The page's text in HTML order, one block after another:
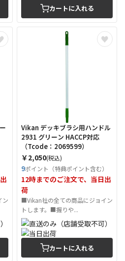
カートに入れる
ン
Vikan デッキブラシ用ハンドル
2931 グリーン HACCP対応
（Tcode：2069599）
￥2,050(税込)
9ポイント（特典ポイント含む）
12時までのご注文で、当日出
荷
■Vikan社の全ての商品にジョイン
トします。■握りや...
カートに入れる